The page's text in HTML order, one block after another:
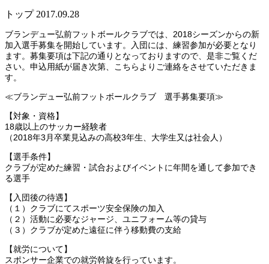
トップ 2017.09.28
ブランデュー弘前フットボールクラブでは、2018シーズンからの新
加入選手募集を開始しています。入団には、練習参加が必要となり
ます。募集要項は下記の通りとなっておりますので、是非ご覧くだ
さい。申込用紙が届き次第、こちらよりご連絡をさせていただきま
す。
≪ブランデュー弘前フットボールクラブ 選手募集要項≫
【対象・資格】
18歳以上のサッカー経験者
（2018年3月卒業見込みの高校3年生、大学生又は社会人）
【選手条件】
クラブが定めた練習・試合およびイベントに年間を通して参加でき
る選手
【入団後の待遇】
（１）クラブにてスポーツ安全保険の加入
（２）活動に必要なジャージ、ユニフォーム等の貸与
（３）クラブが定めた遠征に伴う移動費の支給
【就労について】
スポンサー企業での就労斡旋を行っています。